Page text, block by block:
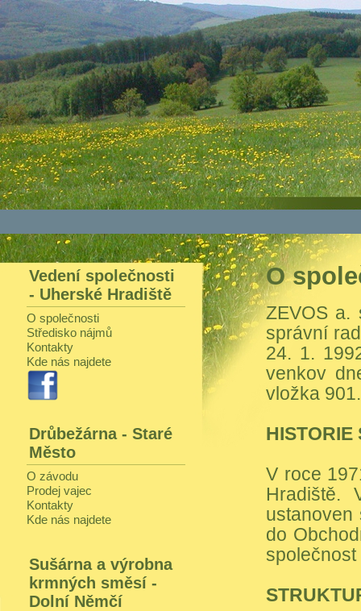
Vedení společnosti
- Uherské Hradiště
O společnosti
Středisko nájmů
Kontakty
Kde nás najdete
Drůbežárna - Staré
Město
O závodu
Prodej vajec
Kontakty
Kde nás najdete
Sušárna a výrobna
krmných směsí -
Dolní Němčí
O
ZEVOS a.
správní
24. 1.
venkov
vložka 901.
HISTORIE
V roce
Hradiště.
ustanoven
do
společnost